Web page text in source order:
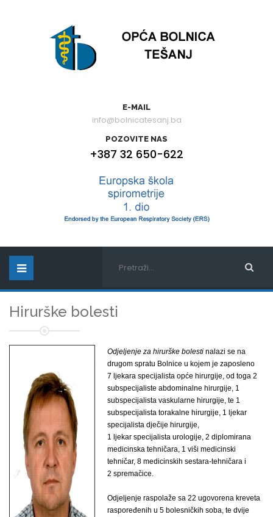
E-MAIL
info@bolnicatesanj.ba
POZOVITE NAS
+387 32 650-622
Hirurške bolesti
Odjeljenje za hirurške bolesti nalazi se na
drugom spratu Bolnice u kojem je zaposleno
7 ljekara specijalista opće hirurgije, od toga 2
subspecijaliste abdominalne hirurgije, 1
subspecijalista vaskularne hirurgije, te 1
subspecijalista torakalne hirurgije, 1 ljekar
specijalista dječije hirurgije,
1 ljekar specijalista urologije, 2 diplomirana
medicinska tehničara, 1 viši medicinski
tehničar, 8 medicinskih sestara-tehničara i
2 spremačice.
Odjeljenje raspolaže sa 22 ugovorena kreveta
raspoređenih u 5 bolesničkih soba, te dvije